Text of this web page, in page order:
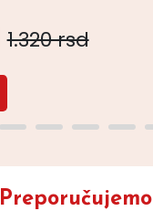
1.320 rsd
Preporučujemo